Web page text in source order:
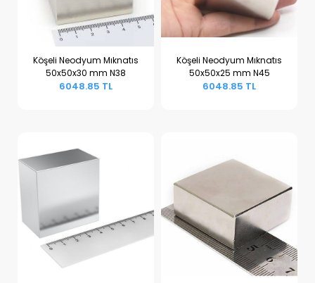
Sepete Ekle
Köşeli Neodyum Mıknatıs
50x50x30 mm N38
6048.85 TL
Sepete Ekle
Köşeli Neodyum Mıknatıs
50x50x25 mm N45
6048.85 TL